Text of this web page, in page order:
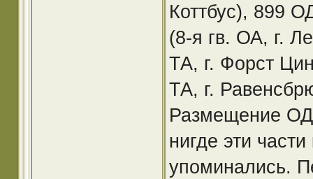
Коттбус), 899
(8-я гв. ОА, г.
ТА, г. Форст
ТА, г.
Размещение
нигде эти
упоминались.